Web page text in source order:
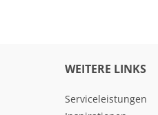
WEITERE LINKS
Serviceleistungen